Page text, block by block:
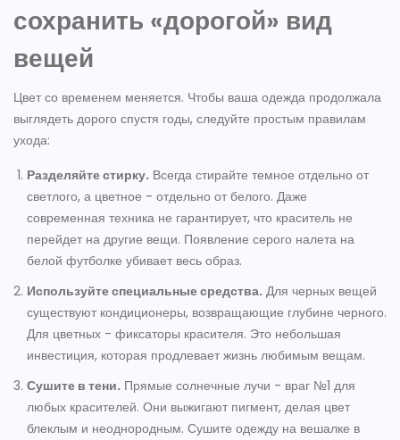
сохранить «дорогой» вид
вещей
Цвет со временем меняется. Чтобы ваша одежда продолжала
выглядеть дорого спустя годы, следуйте простым правилам
ухода:
Разделяйте стирку. Всегда стирайте темное отдельно от
светлого, а цветное - отдельно от белого. Даже
современная техника не гарантирует, что краситель не
перейдет на другие вещи. Появление серого налета на
белой футболке убивает весь образ.
Используйте специальные средства. Для черных вещей
существуют кондиционеры, возвращающие глубине черного.
Для цветных - фиксаторы красителя. Это небольшая
инвестиция, которая продлевает жизнь любимым вещам.
Сушите в тени. Прямые солнечные лучи - враг №1 для
любых красителей. Они выжигают пигмент, делая цвет
блеклым и неоднородным. Сушите одежду на вешалке в